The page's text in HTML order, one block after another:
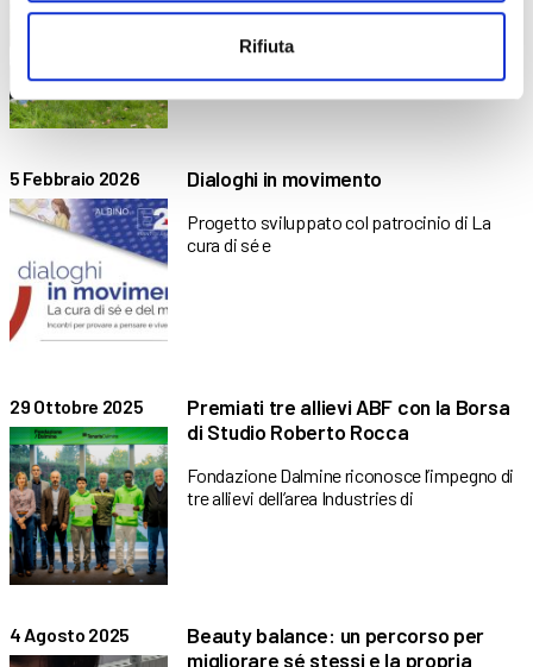
Rifiuta
Un percorso di sensibilizzazione tra sport,
5 Febbraio 2026 Dialoghi in movimento
Progetto sviluppato col patrocinio di La
cura di sé e
29 Ottobre 2025
Premiati tre allievi ABF con la Borsa
di Studio Roberto Rocca
Fondazione Dalmine riconosce l’impegno di
tre allievi dell’area Industries di
4 Agosto 2025
Beauty balance: un percorso per
migliorare sé stessi e la propria